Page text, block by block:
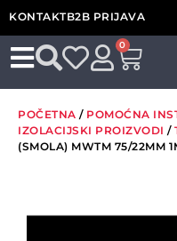
KONTAKTB2B PRIJAVA
0
POČETNA / POMOĆNA
IZOLACIJSKI PROIZVODI /
(SMOLA) MWTM 75/22MM